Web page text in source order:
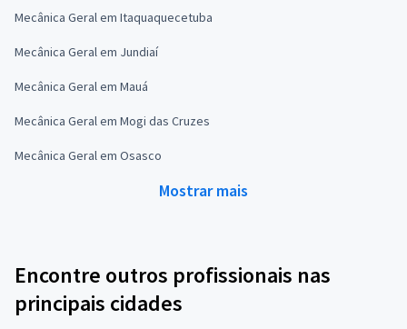
Mecânica Geral em Itaquaquecetuba
Mecânica Geral em Jundiaí
Mecânica Geral em Mauá
Mecânica Geral em Mogi das Cruzes
Mecânica Geral em Osasco
Mostrar mais
Encontre outros profissionais nas
principais cidades